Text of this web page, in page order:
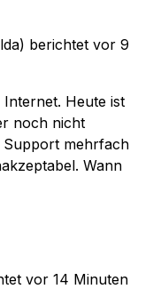
berichtet vor 9
Internet. Heute ist
noch nicht
Support mehrfach
Wann
vor 14 Minuten